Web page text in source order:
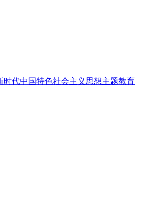
时代中国特色社会主义思想主题教育